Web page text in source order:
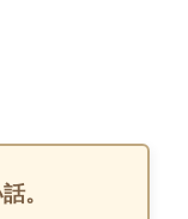
。